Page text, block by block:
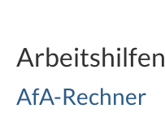
Arbeitshilfen
AfA-Rechner